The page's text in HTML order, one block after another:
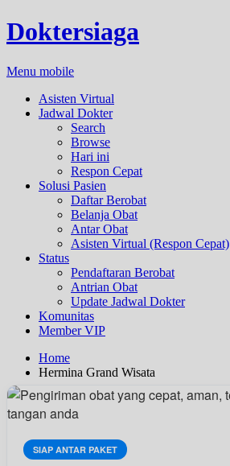
Doktersiaga
Menu mobile
Asisten Virtual
Jadwal Dokter
Search
Browse
Hari ini
Respon Cepat
Solusi Pasien
Daftar Berobat
Belanja Obat
Antar Obat
Asisten Virtual (Respon Cepat)
Status
Pendaftaran Berobat
Antrian Obat
Update Jadwal Dokter
Komunitas
Member VIP
Home
Hermina Grand Wisata
SIAP ANTAR PAKET